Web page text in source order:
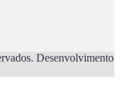
Desenvolvimento